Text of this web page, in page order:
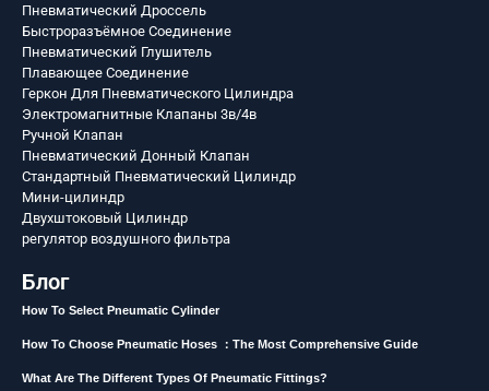
Пневматический Дроссель
Быстроразъёмное Соединение
Пневматический Глушитель
Плавающее Соединение
Геркон Для Пневматического Цилиндра
Электромагнитные Клапаны 3в/4в
Ручной Клапан
Пневматический Донный Клапан
Стандартный Пневматический Цилиндр
Мини-цилиндр
Двухштоковый Цилиндр
регулятор воздушного фильтра
Блог
How To Select Pneumatic Cylinder
How To Choose Pneumatic Hoses ：The Most Comprehensive Guide
What Are The Different Types Of Pneumatic Fittings?